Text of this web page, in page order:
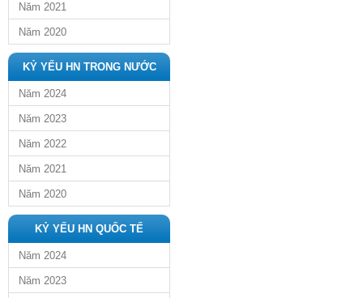
Năm 2021
Năm 2020
KỶ YẾU HN TRONG NƯỚC
Năm 2024
Năm 2023
Năm 2022
Năm 2021
Năm 2020
KỶ YẾU HN QUỐC TẾ
Năm 2024
Năm 2023